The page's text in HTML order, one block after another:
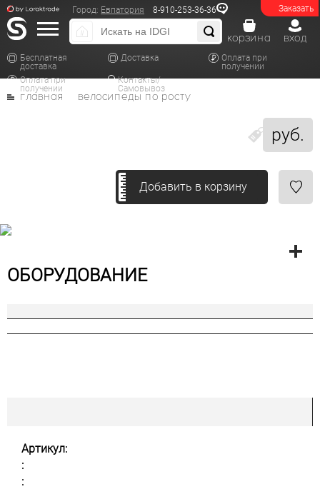
Заказать
Город: Евпатория 8-910-253-36-36
Бесплатная
доставка
Доставка
Оплата при
получении
Оплата при
получении
Контакты/
Самовывоз
вход
корзина
руб.
главная велосипеды по росту
Добавить в корзину
ОБОРУДОВАНИЕ
Артикул:
:
: